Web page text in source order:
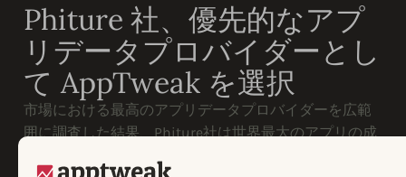
Phiture 社、優先的なアプ
リデータプロバイダーとし
て AppTweak を選択
市場における最高のアプリデータプロバイダーを広範
囲に調査した結果、Phiture社は世界最大のアプリの成